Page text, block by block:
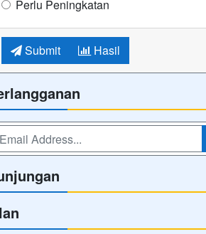
Perlu Peningkatan
Submit Hasil